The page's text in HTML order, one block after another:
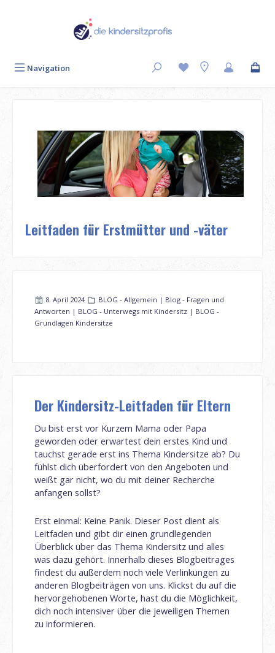
Navigation
Leitfaden für Erstmütter und -väter
8. April 2024
BLOG - Allgemein | Blog - Fragen und
Antworten | BLOG - Unterwegs mit Kindersitz | BLOG -
Grundlagen Kindersitze
Der Kindersitz-Leitfaden für Eltern
Du bist erst vor Kurzem Mama oder Papa
geworden oder erwartest dein erstes Kind und
tauchst gerade erst ins Thema Kindersitze ab? Du
fühlst dich überfordert von den Angeboten und
weißt gar nicht, wo du mit deiner Recherche
anfangen sollst?
Erst einmal: Keine Panik. Dieser Post dient als
Leitfaden und gibt dir einen grundlegenden
Überblick über das Thema Kindersitz und alles
was dazu gehört. Innerhalb dieses Blogbeitrages
findest du außerdem noch viele Verlinkungen zu
anderen Blogbeiträgen von uns. Klickst du auf die
hervorgehobenen Worte, hast du die Möglichkeit,
dich noch intensiver über die jeweiligen Themen
zu informieren.